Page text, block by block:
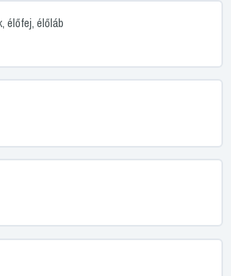
élőfej, élőláb